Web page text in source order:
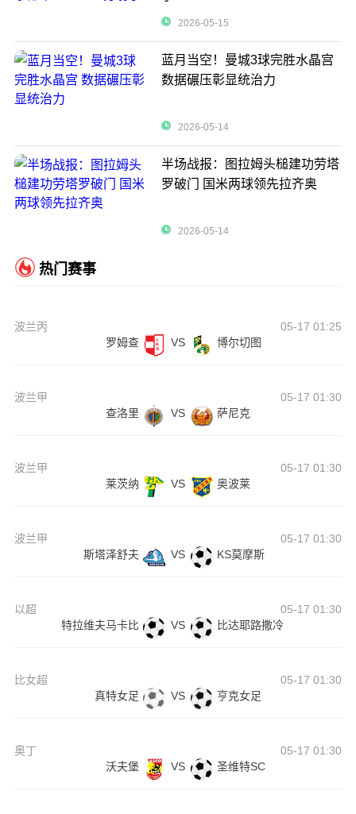
2026-05-15
蓝月当空！曼城3球完胜水晶宫
数据碾压彰显统治力
2026-05-14
半场战报：图拉姆头槌建功劳塔
罗破门 国米两球领先拉齐奥
2026-05-14
热门赛事
波兰丙
05-17 01:25
罗姆查
VS 博尔切图
波兰甲
05-17 01:30
查洛里
VS 萨尼克
波兰甲
05-17 01:30
莱茨纳
VS 奥波莱
波兰甲
05-17 01:30
斯塔泽舒夫
VS KS莫摩斯
以超
05-17 01:30
特拉维夫马卡比
VS 比达耶路撒冷
比女超
05-17 01:30
真特女足
VS 亨克女足
奥丁
05-17 01:30
沃夫堡
VS 圣维特SC